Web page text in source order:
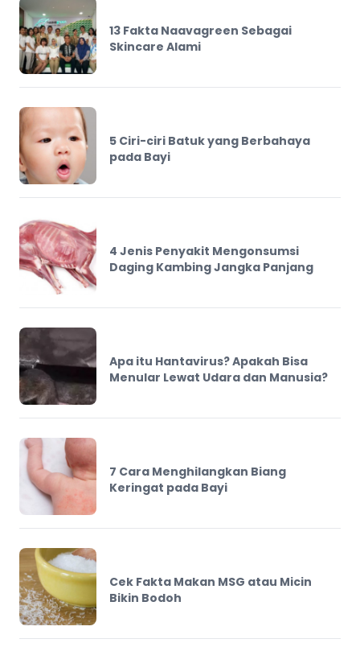
13 Fakta Naavagreen Sebagai
Skincare Alami
5 Ciri-ciri Batuk yang Berbahaya
pada Bayi
4 Jenis Penyakit Mengonsumsi
Daging Kambing Jangka Panjang
Apa itu Hantavirus? Apakah Bisa
Menular Lewat Udara dan Manusia?
7 Cara Menghilangkan Biang
Keringat pada Bayi
Cek Fakta Makan MSG atau Micin
Bikin Bodoh